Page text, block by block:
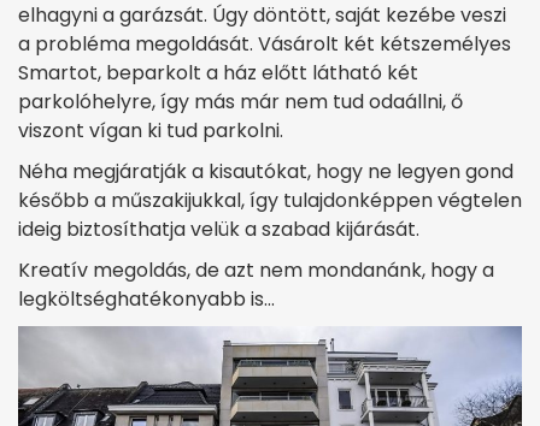
elhagyni a garázsát. Úgy döntött, saját kezébe veszi
a probléma megoldását. Vásárolt két kétszemélyes
Smartot, beparkolt a ház előtt látható két
parkolóhelyre, így más már nem tud odaállni, ő
viszont vígan ki tud parkolni.
Néha megjáratják a kisautókat, hogy ne legyen gond
később a műszakijukkal, így tulajdonképpen végtelen
ideig biztosíthatja velük a szabad kijárását.
Kreatív megoldás, de azt nem mondanánk, hogy a
legköltséghatékonyabb is…